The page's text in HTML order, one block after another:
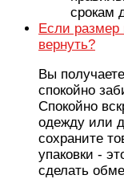
срокам
Если размер
вернуть?
Вы
спокойно
Спокойно
одежду или
сохраните
упаковки -
сделать